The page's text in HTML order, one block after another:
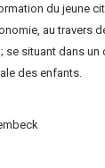
du jeune
au travers
se situant dans
des enfants.